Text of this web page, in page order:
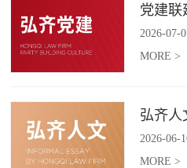
2026-07-
MORE >
2026-06-
MORE >